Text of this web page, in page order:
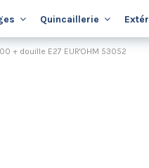
Quincaillerie
+ douille E27 EUR'OHM 53052